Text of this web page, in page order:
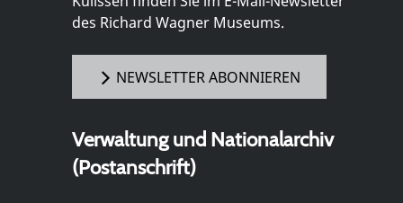
des Richard Wagner Museums.
NEWSLETTER ABONNIEREN
Verwaltung und Nationalarchiv
(Postanschrift)